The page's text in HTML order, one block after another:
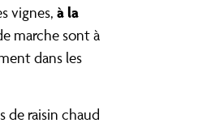
vignes,à la
marche sont à
dans les
de raisin chaud